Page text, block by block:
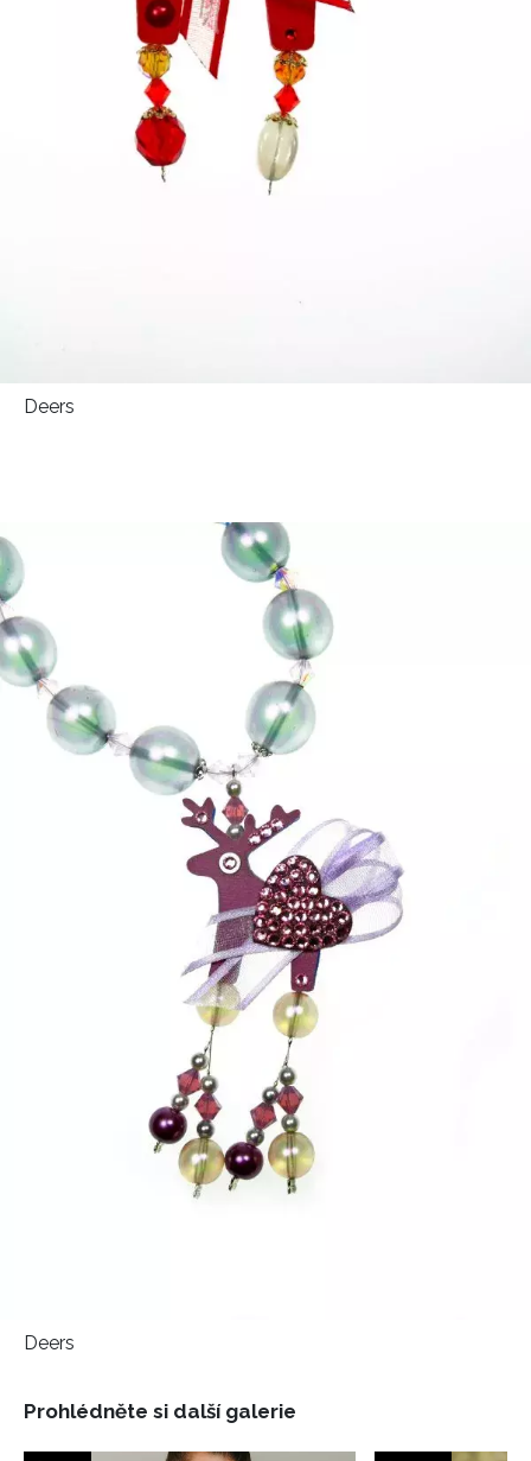
NEWSLETTER
ODESLAT
Přihlášením k newsletteru souhlasíte s
podmínkami společnosti BurdaMedia Extra s.r.o.
potvrzujete, že jste se seznámili se
ochrany soukromí- BurdaMedia Extra s.r.o. bude s
Vašimi údaji pracovat zejména k organizaci a
vyhodnocení akce a zasílání novinek.
Chcete navíc dostávat i další zajímavé a exkluzivní
informace od našich partnerů? Pokud souhlasíte se
Deers
Deers
Prohlédněte si další galerie